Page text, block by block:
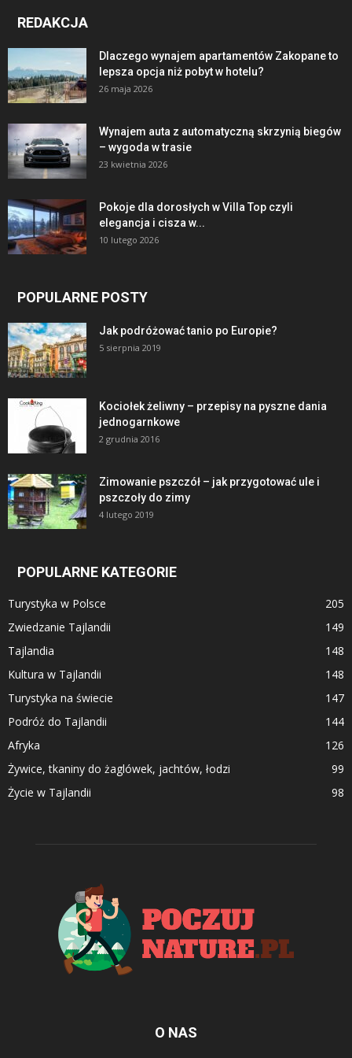
REDAKCJA
Dlaczego wynajem apartamentów Zakopane to
lepsza opcja niż pobyt w hotelu?
26 maja 2026
Wynajem auta z automatyczną skrzynią biegów
– wygoda w trasie
23 kwietnia 2026
Pokoje dla dorosłych w Villa Top czyli
elegancja i cisza w...
10 lutego 2026
POPULARNE POSTY
Jak podróżować tanio po Europie?
5 sierpnia 2019
Kociołek żeliwny – przepisy na pyszne dania
jednogarnkowe
2 grudnia 2016
Zimowanie pszczół – jak przygotować ule i
pszczoły do zimy
4 lutego 2019
POPULARNE KATEGORIE
Turystyka w Polsce
205
Zwiedzanie Tajlandii
149
Tajlandia
148
Kultura w Tajlandii
148
Turystyka na świecie
147
Podróż do Tajlandii
144
Afryka
126
Żywice, tkaniny do żaglówek, jachtów, łodzi
99
Życie w Tajlandii
98
O NAS